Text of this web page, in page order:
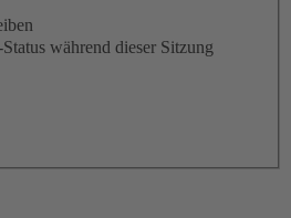
während dieser Sitzung